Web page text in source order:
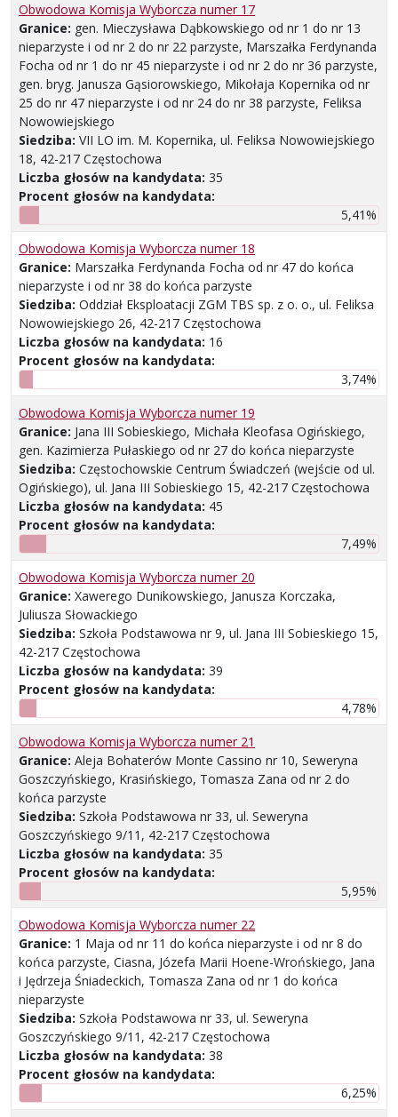
Obwodowa Komisja Wyborcza numer 17
Granice: gen. Mieczysława Dąbkowskiego od nr 1 do nr 13
nieparzyste i od nr 2 do nr 22 parzyste, Marszałka Ferdynanda
Focha od nr 1 do nr 45 nieparzyste i od nr 2 do nr 36 parzyste,
gen. bryg. Janusza Gąsiorowskiego, Mikołaja Kopernika od nr
25 do nr 47 nieparzyste i od nr 24 do nr 38 parzyste, Feliksa
Nowowiejskiego
Siedziba: VII LO im. M. Kopernika, ul. Feliksa Nowowiejskiego
18, 42-217 Częstochowa
Liczba głosów na kandydata: 35
Procent głosów na kandydata:
5,41%
Obwodowa Komisja Wyborcza numer 18
Granice: Marszałka Ferdynanda Focha od nr 47 do końca
nieparzyste i od nr 38 do końca parzyste
Siedziba: Oddział Eksploatacji ZGM TBS sp. z o. o., ul. Feliksa
Nowowiejskiego 26, 42-217 Częstochowa
Liczba głosów na kandydata: 16
Procent głosów na kandydata:
3,74%
Obwodowa Komisja Wyborcza numer 19
Granice: Jana III Sobieskiego, Michała Kleofasa Ogińskiego,
gen. Kazimierza Pułaskiego od nr 27 do końca nieparzyste
Siedziba: Częstochowskie Centrum Świadczeń (wejście od ul.
Ogińskiego), ul. Jana III Sobieskiego 15, 42-217 Częstochowa
Liczba głosów na kandydata: 45
Procent głosów na kandydata:
7,49%
Obwodowa Komisja Wyborcza numer 20
Granice: Xawerego Dunikowskiego, Janusza Korczaka,
Juliusza Słowackiego
Siedziba: Szkoła Podstawowa nr 9, ul. Jana III Sobieskiego 15,
42-217 Częstochowa
Liczba głosów na kandydata: 39
Procent głosów na kandydata:
4,78%
Obwodowa Komisja Wyborcza numer 21
Granice: Aleja Bohaterów Monte Cassino nr 10, Seweryna
Goszczyńskiego, Krasińskiego, Tomasza Zana od nr 2 do
końca parzyste
Siedziba: Szkoła Podstawowa nr 33, ul. Seweryna
Goszczyńskiego 9/11, 42-217 Częstochowa
Liczba głosów na kandydata: 35
Procent głosów na kandydata:
5,95%
Obwodowa Komisja Wyborcza numer 22
Granice: 1 Maja od nr 11 do końca nieparzyste i od nr 8 do
końca parzyste, Ciasna, Józefa Marii Hoene-Wrońskiego, Jana
i Jędrzeja Śniadeckich, Tomasza Zana od nr 1 do końca
nieparzyste
Siedziba: Szkoła Podstawowa nr 33, ul. Seweryna
Goszczyńskiego 9/11, 42-217 Częstochowa
Liczba głosów na kandydata: 38
Procent głosów na kandydata:
6,25%